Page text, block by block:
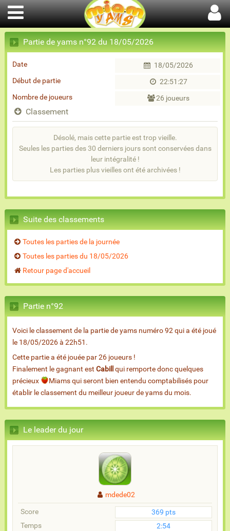
Partie de yams n°92 du 18/05/2026
Date
18/05/2026
Début de partie
22:51:27
Nombre de joueurs
26 joueurs
Classement
Désolé, mais cette partie est trop vieille.
Seules les parties des 30 derniers jours sont conservées dans
leur intégralité !
Les parties plus vieilles ont été archivées !
Suite des classements
Toutes les parties de la journée
Toutes les parties du 18/05/2026
Retour page d'accueil
Partie n°92
Voici le classement de la partie de yams numéro 92 qui a été joué
le 18/05/2026 à 22h51.
Cette partie a été jouée par 26 joueurs !
Finalement le gagnant est Cabill qui remporte donc quelques
précieux
Miams qui seront bien entendu comptabilisés pour
établir le classement du meilleur joueur de yams du mois.
Le leader du jour
mdede02
Score
369 pts
Temps
2:54